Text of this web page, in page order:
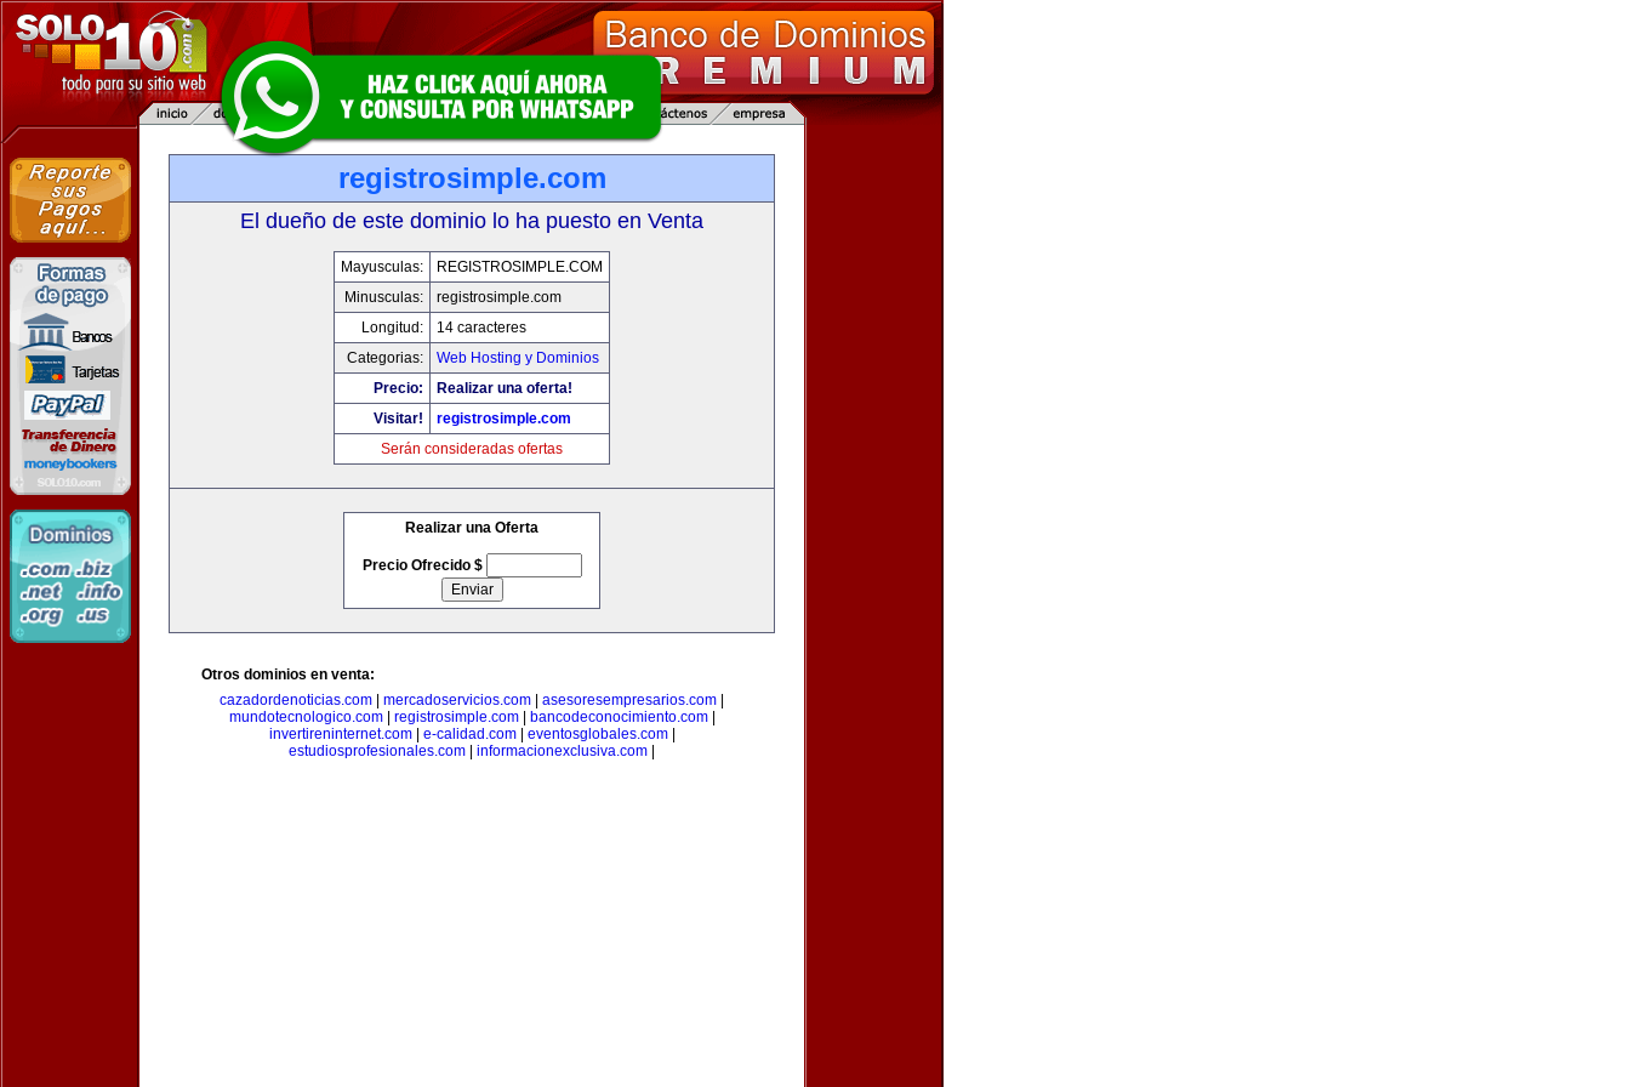
registrosimple.com
El dueño de este dominio lo ha puesto en Venta
Mayusculas:
REGISTROSIMPLE.COM
Minusculas:
registrosimple.com
Longitud:
14 caracteres
Categorias:
Web Hosting y Dominios
Precio:
Realizar una oferta!
Visitar!
registrosimple.com
Serán consideradas ofertas
Realizar una Oferta
Precio Ofrecido $
Otros dominios en venta:
cazadordenoticias.com
mercadoservicios.com asesoresempresarios.com
mundotecnologico.com| registrosimple.com| bancodeconocimiento.com|
invertireninternet.com| e-calidad.com| eventosglobales.com|
estudiosprofesionales.com
informacionexclusiva.com